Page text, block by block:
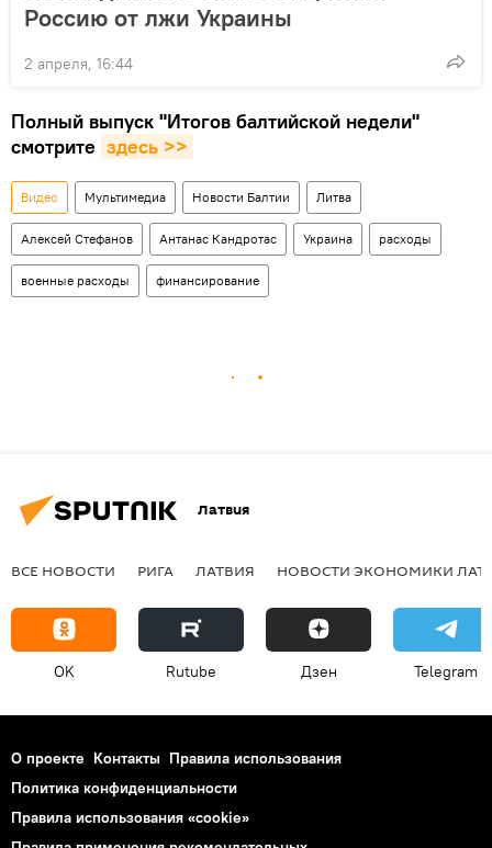
Россию от лжи Украины
2 апреля, 16:44
Полный выпуск "Итогов балтийской недели"
смотрите здесь >>
Видео Мультимедиа Новости Балтии Литва
Алексей Стефанов Антанас Кандротас Украина расходы
военные расходы финансирование
Латвия
ВСЕ НОВОСТИ РИГА ЛАТВИЯ НОВОСТИ ЭКОНОМИКИ
OK Rutube Дзен Telegram
О проекте Контакты Правила использования
Политика конфиденциальности
Правила использования «cookie»